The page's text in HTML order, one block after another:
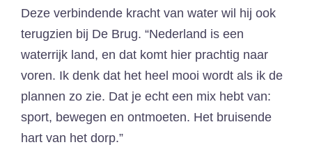
Deze verbindende kracht van water wil hij ook
terugzien bij De Brug. “Nederland is een
waterrijk land, en dat komt hier prachtig naar
voren. Ik denk dat het heel mooi wordt als ik de
plannen zo zie. Dat je echt een mix hebt van:
sport, bewegen en ontmoeten. Het bruisende
hart van het dorp.”